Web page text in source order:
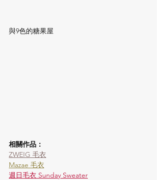
與9色的糖果屋
相關作品：
ZWEIG 毛衣
Mazae 毛衣
週日毛衣 Sunday Sweater